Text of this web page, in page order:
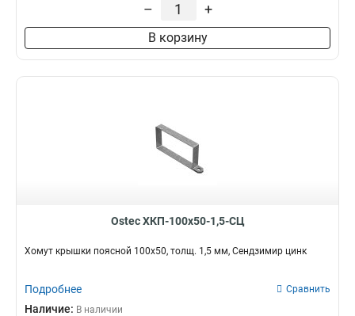
– +
В корзину
Ostec ХКП-100х50-1,5-СЦ
Хомут крышки поясной 100х50, толщ. 1,5 мм, Сендзимир цинк
Подробнее Сравнить
Наличие: В наличии